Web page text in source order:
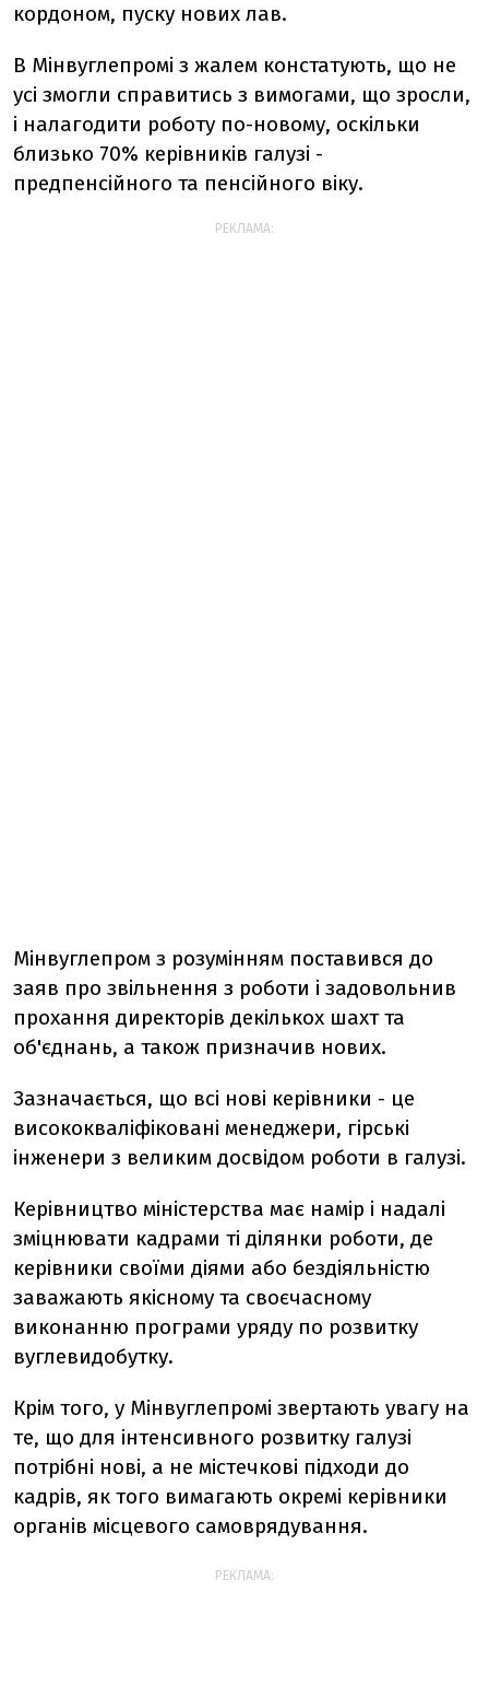
кордоном, пуску нових лав.
В Мінвуглепромі з жалем констатують, що не
усі змогли справитись з вимогами, що зросли,
і налагодити роботу по-новому, оскільки
близько 70% керівників галузі -
предпенсійного та пенсійного віку.
РЕКЛАМА:
Мінвуглепром з розумінням поставився до
заяв про звільнення з роботи і задовольнив
прохання директорів декількох шахт та
об'єднань, а також призначив нових.
Зазначається, що всі нові керівники - це
висококваліфіковані менеджери, гірські
інженери з великим досвідом роботи в галузі.
Керівництво міністерства має намір і надалі
зміцнювати кадрами ті ділянки роботи, де
керівники своїми діями або бездіяльністю
заважають якісному та своєчасному
виконанню програми уряду по розвитку
вуглевидобутку.
Крім того, у Мінвуглепромі звертають увагу на
те, що для інтенсивного розвитку галузі
потрібні нові, а не містечкові підходи до
кадрів, як того вимагають окремі керівники
органів місцевого самоврядування.
РЕКЛАМА: